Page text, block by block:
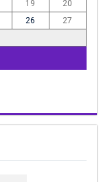
19
20
26
27